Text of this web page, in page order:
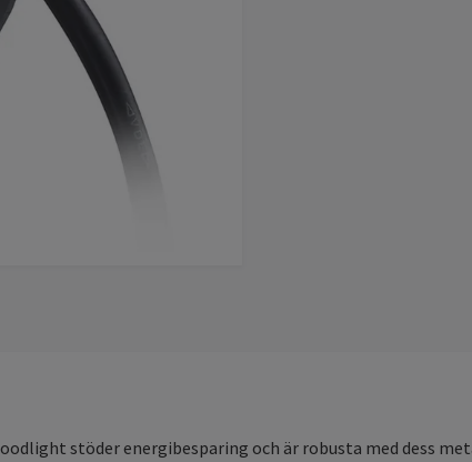
stöder energibesparing och är robusta med dess